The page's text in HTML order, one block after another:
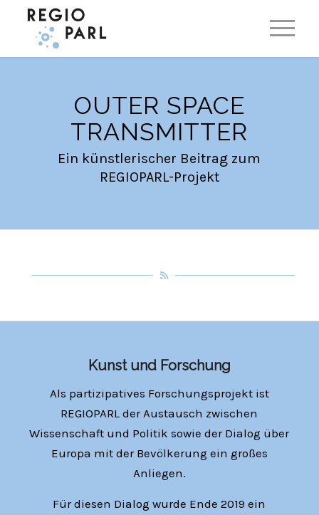
OUTER SPACE
TRANSMITTER
Ein künstlerischer Beitrag zum
REGIOPARL-Projekt
Kunst und Forschung
Als partizipatives Forschungsprojekt ist
REGIOPARL der Austausch zwischen
Wissenschaft und Politik sowie der Dialog über
Europa mit der Bevölkerung ein großes
Anliegen.
Für diesen Dialog wurde Ende 2019 ein